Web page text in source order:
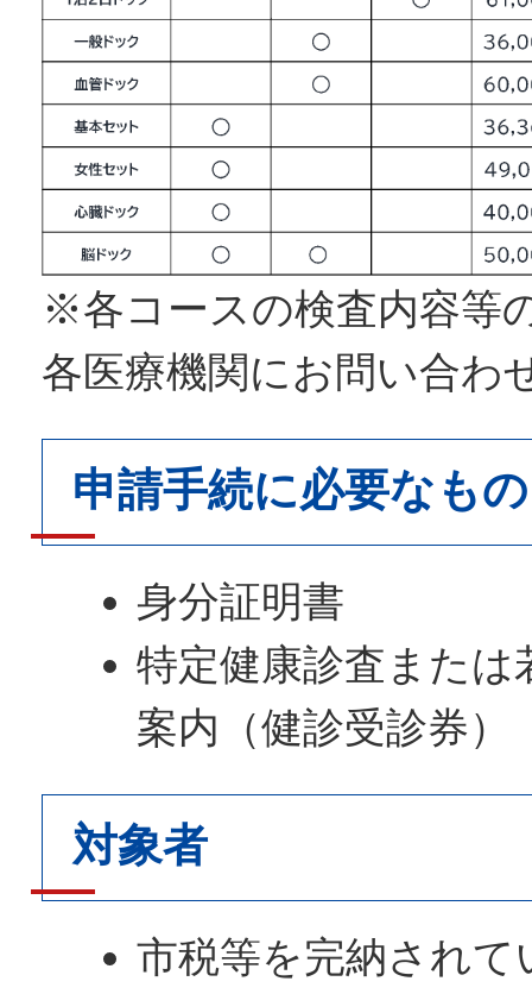
※各コースの検査内容等
各医療機関にお問い合わ
申請手続に必要なもの
身分証明書
特定健康診査または
案内（健診受診券）
対象者
市税等を完納されて